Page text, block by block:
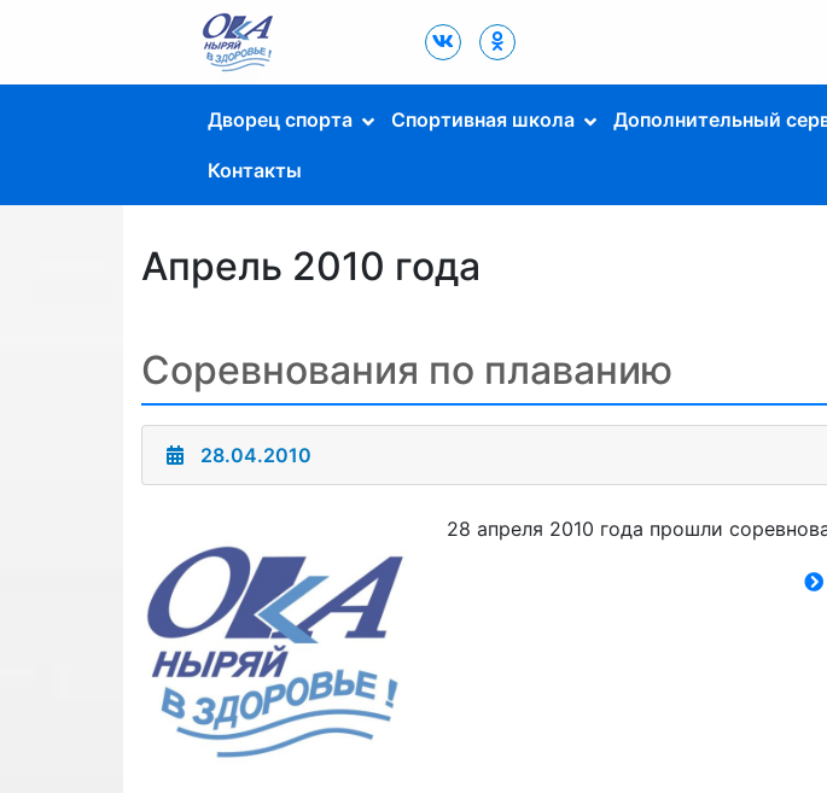
Дворец Спорта
"Ока" г. Пущино
Дворец спорта Спортивная школа Дополнительный
Контакты
Апрель 2010 года
Соревнования по плаванию
28.04.2010
28 апреля 2010 года прошли